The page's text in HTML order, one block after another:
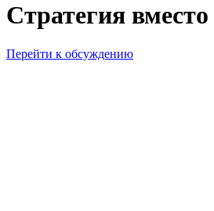
Стратегия
Перейти к обсуждению